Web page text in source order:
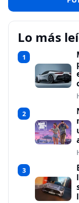
Lo más
1
2
3